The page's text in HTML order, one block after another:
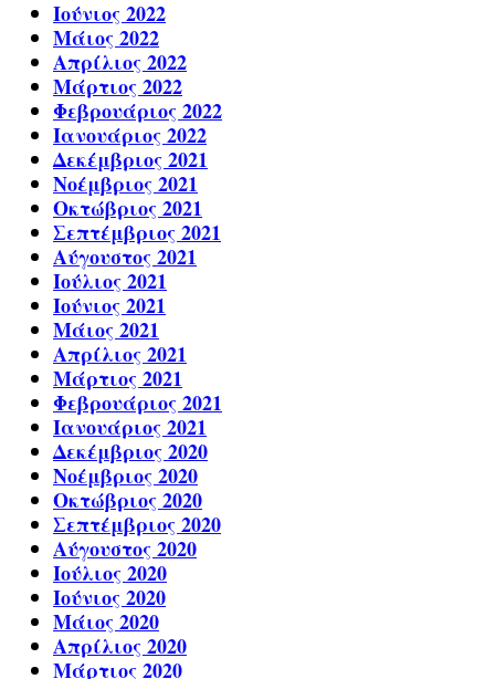
Ιούνιος 2022
Μάιος 2022
Απρίλιος 2022
Μάρτιος 2022
Φεβρουάριος 2022
Ιανουάριος 2022
Δεκέμβριος 2021
Νοέμβριος 2021
Οκτώβριος 2021
Σεπτέμβριος 2021
Αύγουστος 2021
Ιούλιος 2021
Ιούνιος 2021
Μάιος 2021
Απρίλιος 2021
Μάρτιος 2021
Φεβρουάριος 2021
Ιανουάριος 2021
Δεκέμβριος 2020
Νοέμβριος 2020
Οκτώβριος 2020
Σεπτέμβριος 2020
Αύγουστος 2020
Ιούλιος 2020
Ιούνιος 2020
Μάιος 2020
Απρίλιος 2020
Μάρτιος 2020